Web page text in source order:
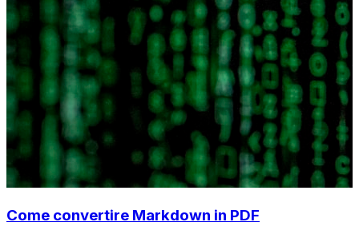
Come convertire Markdown in PDF